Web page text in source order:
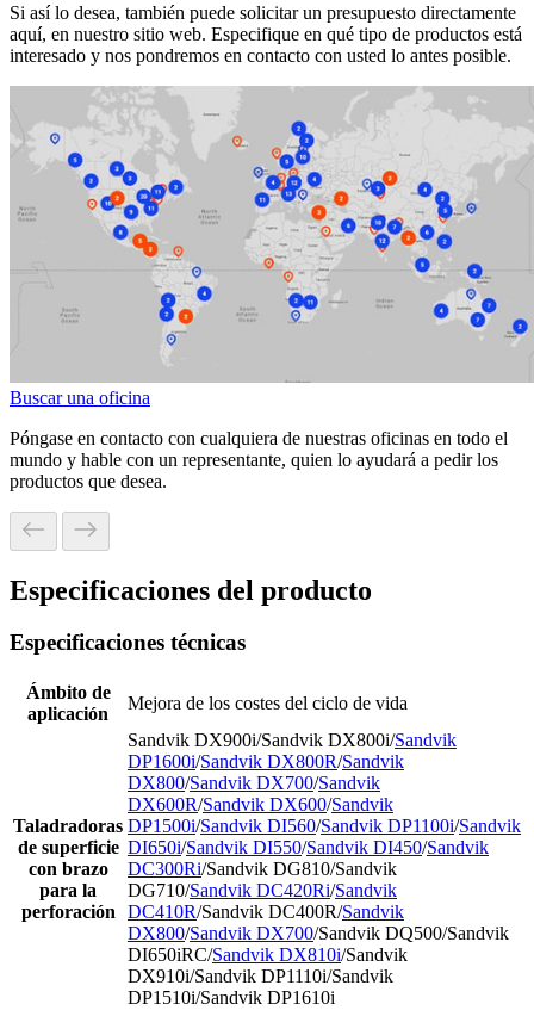
Si así lo desea, también puede solicitar un presupuesto directamente
aquí, en nuestro sitio web. Especifique en qué tipo de productos está
interesado y nos pondremos en contacto con usted lo antes posible.
Buscar una oficina
Póngase en contacto con cualquiera de nuestras oficinas en todo el
mundo y hable con un representante, quien lo ayudará a pedir los
productos que desea.
Especificaciones del producto
Especificaciones técnicas
Ámbito de
aplicación
Mejora de los costes del ciclo de vida
Taladradoras
de superficie
con brazo
para la
perforación
Sandvik DX900i/Sandvik DX800i/Sandvik
DP1600i/Sandvik DX800R/Sandvik
DX800/Sandvik DX700/Sandvik
DX600R/Sandvik DX600/Sandvik
DP1500i/Sandvik DI560/Sandvik DP1100i/Sandvik
DI650i/Sandvik DI550/Sandvik DI450/Sandvik
DC300Ri/Sandvik DG810/Sandvik
DG710/Sandvik DC420Ri/Sandvik
DC410R/Sandvik DC400R/Sandvik
DX800/Sandvik DX700/Sandvik DQ500/Sandvik
DI650iRC/Sandvik DX810i/Sandvik
DX910i/Sandvik DP1110i/Sandvik
DP1510i/Sandvik DP1610i